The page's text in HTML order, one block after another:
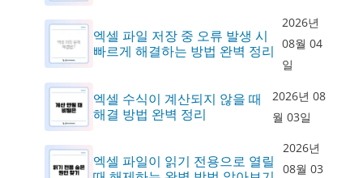
엑셀 파일 저장 중 오류 발생 시
빠르게 해결하는 방법 완벽 정리
2026년
08월 04
일
엑셀 수식이 계산되지 않을 때
해결 방법 완벽 정리
2026년 08
월 03일
엑셀 파일이 읽기 전용으로 열릴
2026년
08월 03